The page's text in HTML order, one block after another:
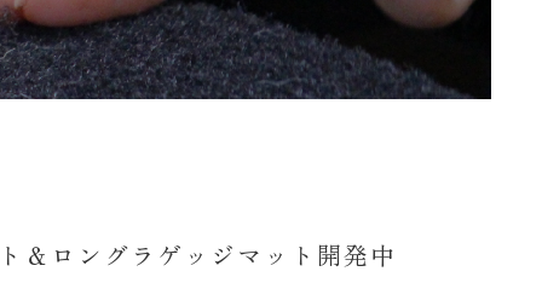
＆ロングラゲッジマット開発中